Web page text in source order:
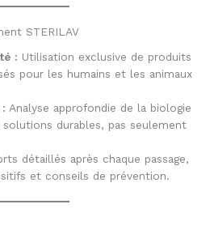
STERILAV
: Utilisation exclusive de produits
pour les humains et les animaux
Analyse approfondie de la biologie
durables, pas seulement
détaillés après chaque passage,
et conseils de prévention.